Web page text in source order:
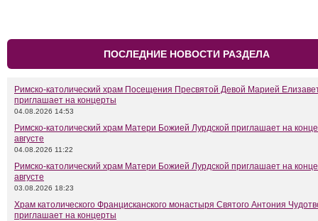
ПОСЛЕДНИЕ НОВОСТИ РАЗДЕЛА
Римско-католический храм Посещения Пресвятой Девой Марией
приглашает на концерты
04.08.2026 14:53
Римско-католический храм Матери Божией Лурдской приглашает на
августе
04.08.2026 11:22
Римско-католический храм Матери Божией Лурдской приглашает на
августе
03.08.2026 18:23
Храм католического Францисканского монастыря Святого Антония
приглашает на концерты